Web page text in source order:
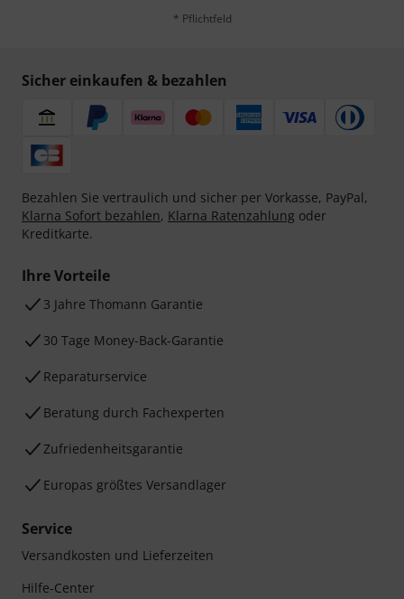
* Pflichtfeld
Sicher einkaufen & bezahlen
Bezahlen Sie vertraulich und sicher per Vorkasse, PayPal,
Klarna Sofort bezahlen, Klarna Ratenzahlung oder
Kreditkarte.
Ihre Vorteile
3 Jahre Thomann Garantie
30 Tage Money-Back-Garantie
Reparaturservice
Beratung durch Fachexperten
Zufriedenheitsgarantie
Europas größtes Versandlager
Service
Versandkosten und Lieferzeiten
Hilfe-Center